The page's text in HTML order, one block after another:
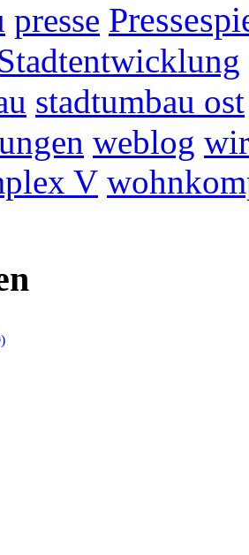
presse
stadtumbau ost
weblog
V